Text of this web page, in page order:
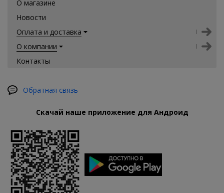
О магазине
Новости
Оплата и доставка
О компании
Контакты
Обратная связь
Скачай наше приложение для Андроид